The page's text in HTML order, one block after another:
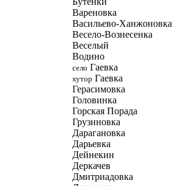
Вареновка
Васильево-Ханжоновка
Весело-Вознесенка
Веселый
Водино
село Гаевка
хутор Гаевка
Герасимовка
Головинка
Горская Порада
Грузиновка
Дарагановка
Дарьевка
Дейнекин
Деркачев
Дмитриадовка